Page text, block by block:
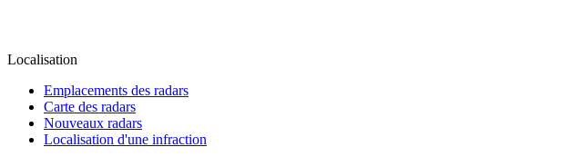
Localisation
Emplacements des radars
Carte des radars
Nouveaux radars
Localisation d'une infraction